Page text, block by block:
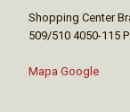
Shopping Center
509/510 4050-115
Mapa Google